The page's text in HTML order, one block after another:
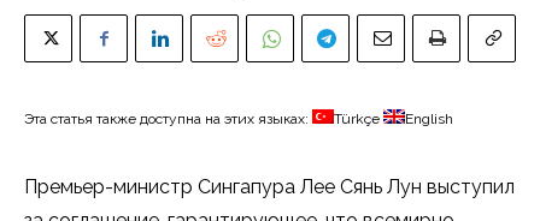
Эта статья также доступна на этих языках: Türkçe English
Премьер-министр Сингапура Лee Сянь Лун выступил